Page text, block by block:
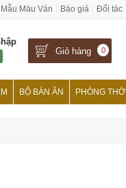
Mẫu Màu Ván Báo giá Đối tác
Giỏ hàng 0
BỘ BÀN ĂN PHÒNG THỜ